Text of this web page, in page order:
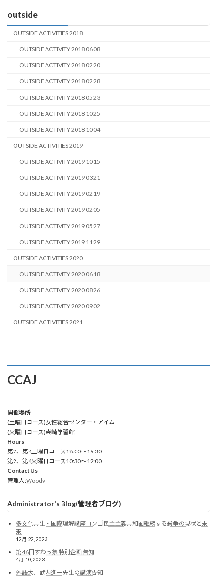
outside
OUTSIDE ACTIVITIES 2018
OUTSIDE ACTIVITY 2018 06 08
OUTSIDE ACTIVITY 2018 02 20
OUTSIDE ACTIVITY 2018 02 28
OUTSIDE ACTIVITY 2018 05 23
OUTSIDE ACTIVITY 2018 10 25
OUTSIDE ACTIVITY 2018 10 04
OUTSIDE ACTIVITIES 2019
OUTSIDE ACTIVITY 2019 10 15
OUTSIDE ACTIVITY 2019 03 21
OUTSIDE ACTIVITY 2019 02 19
OUTSIDE ACTIVITY 2019 02 05
OUTSIDE ACTIVITY 2019 05 27
OUTSIDE ACTIVITY 2019 11 29
OUTSIDE ACTIVITIES 2020
OUTSIDE ACTIVITY 2020 06 18
OUTSIDE ACTIVITY 2020 08 26
OUTSIDE ACTIVITY 2020 09 02
OUTSIDE ACTIVITIES 2021
CCAJ
開催場所
(土曜日コース)女性総合センター・アイム
(火曜日コース)柴崎学習館
Hours
第2、第4土曜日コース18:00～19:30
第2、第4火曜日コース10:30～12:00
Contact Us
管理人:Woody
Administrator's Blog(管理者ブログ)
多文化共生・国際理解講座コンゴ民主主義共和国継続する紛争の現状と未
来
12月 22, 2023
第46回すわっ祭 特別企画 告知
4月 10, 2023
外語大、武内進一先生の講演告知